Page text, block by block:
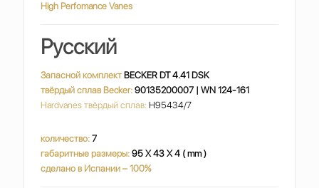
High Perfomance Vanes
Русский
Запасной комплект BECKER DT 4.41 DSK
твёрдый сплав Becker: 90135200007 | WN 124-161
Hardvanes твёрдый сплав: H95434/7
количество: 7
габаритные размеры:95 X 43 X 4 ( mm )
сделано в Испании – 100%